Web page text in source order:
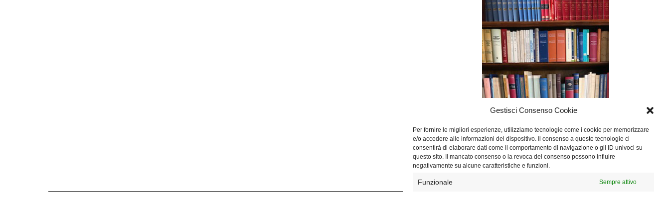
Gestisci Consenso Cookie
Per fornire le migliori esperienze, utilizziamo tecnologie come i cookie per memorizzare
e/o accedere alle informazioni del dispositivo. Il consenso a queste tecnologie ci
consentirà di elaborare dati come il comportamento di navigazione o gli ID univoci su
questo sito. Il mancato consenso o la revoca del consenso possono influire
negativamente su alcune caratteristiche e funzioni.
Funzionale Sempre attivo